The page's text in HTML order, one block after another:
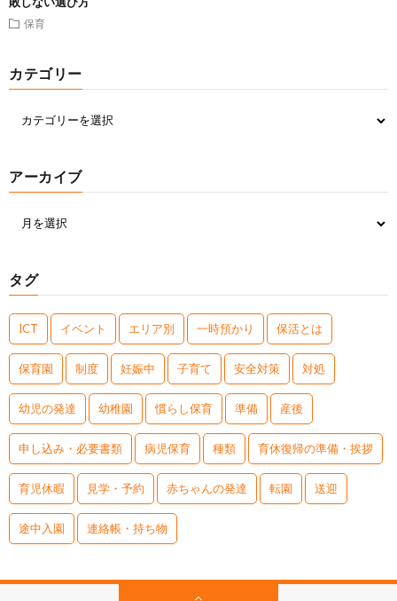
保育
カテゴリー
アーカイブ
タグ
ICT イベント エリア別 一時預かり 保活とは
保育園 制度 妊娠中 子育て 安全対策 対処
幼児の発達 幼稚園 慣らし保育 準備 産後
申し込み・必要書類 病児保育 種類 育休復帰の準備・挨拶
育児休暇 見学・予約 赤ちゃんの発達 転園 送迎
途中入園 連絡帳・持ち物